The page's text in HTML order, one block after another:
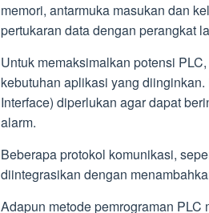
memori, antarmuka masukan dan
pertukaran data dengan perangkat
Untuk memaksimalkan potensi
kebutuhan aplikasi yang
Interface) diperlukan agar dapat
alarm.
Beberapa protokol komunikasi,
diintegrasikan dengan
Adapun metode pemrograman